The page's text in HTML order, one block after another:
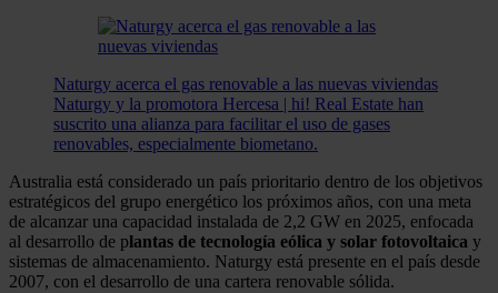
Naturgy acerca el gas renovable a las nuevas viviendas
Naturgy y la promotora Hercesa | hi! Real Estate han
suscrito una alianza para facilitar el uso de gases
renovables, especialmente biometano.
Australia está considerado un país prioritario dentro de los objetivos
estratégicos del grupo energético los próximos años, con una meta
de alcanzar una capacidad instalada de 2,2 GW en 2025, enfocada
al desarrollo de plantas de tecnología eólica y solar fotovoltaica y
sistemas de almacenamiento. Naturgy está presente en el país desde
2007, con el desarrollo de una cartera renovable sólida.